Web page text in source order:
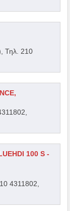
Τηλ. 210
100 S -
4311802,